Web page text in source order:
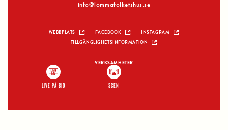
info@lommafolketshus.se
WEBBPLATS FACEBOOK
INSTAGRAM
TILLGÄNGLIGHETSINFORMATION
VERKSAMHETER
LIVE PÅ BIO SCEN